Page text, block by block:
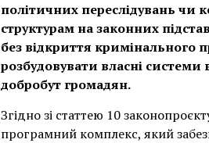
політичних переслідувань чи
структурам на законних
без відкриття кримінального
розбудовувати власні
добробут громадян.
Згідно зі статтею 10
програмний комплекс, який